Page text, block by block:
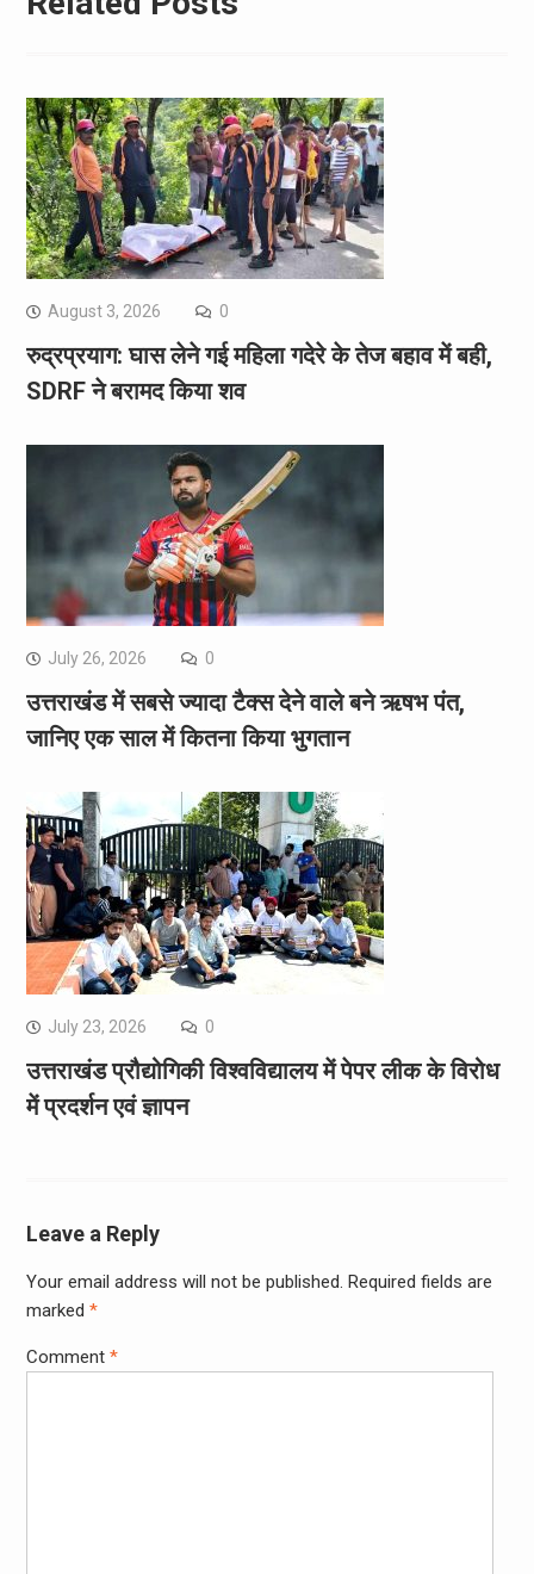
August 3, 2026 0
रुद्रप्रयाग: घास लेने गई महिला गदेरे के तेज बहाव में बही,
SDRF ने बरामद किया शव
July 26, 2026 0
उत्तराखंड में सबसे ज्यादा टैक्स देने वाले बने ऋषभ पंत,
जानिए एक साल में कितना किया भुगतान
July 23, 2026 0
उत्तराखंड प्रौद्योगिकी विश्वविद्यालय में पेपर लीक के विरोध
में प्रदर्शन एवं ज्ञापन
Leave a Reply
Your email address will not be published. Required fields are
marked *
Comment *